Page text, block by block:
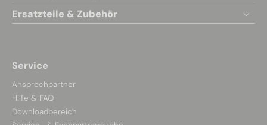
Ersatzteile & Zubehör
Service
Ansprechpartner
Hilfe & FAQ
Downloadbereich